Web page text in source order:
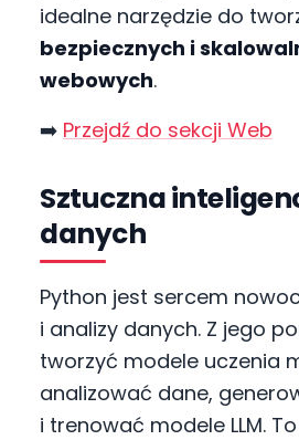
idealne narzędzie do
bezpiecznych i
webowych.
➡️ Przejdź do sekcji Web
Sztuczna
danych
Python jest sercem
i analizy danych. Z jego
tworzyć modele uczenia
analizować dane,
i trenować modele LLM.